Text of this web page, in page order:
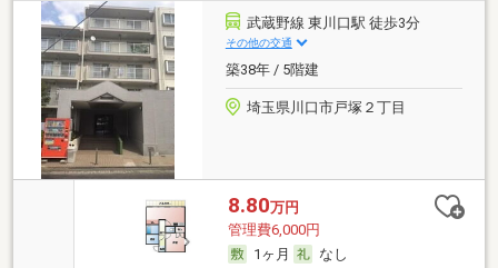
武蔵野線 東川口駅 徒歩3分
その他の交通
築38年 / 5階建
埼玉県川口市戸塚２丁目
8.80万円
管理費6,000円
1ヶ月
なし